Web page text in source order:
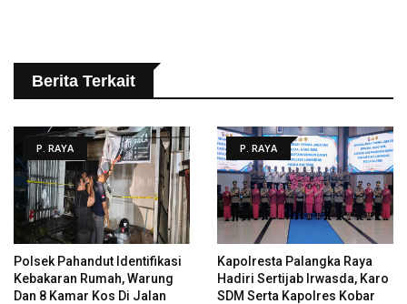
Berita Terkait
P. RAYA
Polsek Pahandut Identifikasi
Kebakaran Rumah, Warung
Dan 8 Kamar Kos Di Jalan
P. RAYA
Kapolresta Palangka Raya
Hadiri Sertijab Irwasda, Karo
SDM Serta Kapolres Kobar